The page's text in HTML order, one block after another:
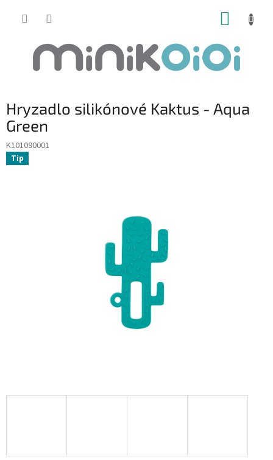
Hryzadlo silikónové Kaktus - Aqua
Green
K101090001
Tip